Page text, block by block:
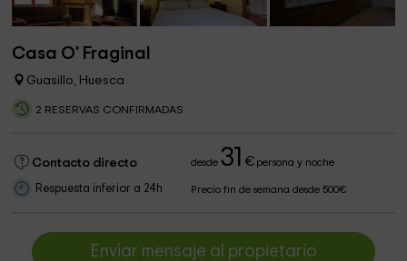
Casa O' Fraginal
Guasillo, Huesca
2 RESERVAS CONFIRMADAS
Contacto directo desde31 €persona y noche
Respuesta inferior a 24h Precio fin de semana desde 500€
Enviar mensaje al propietario